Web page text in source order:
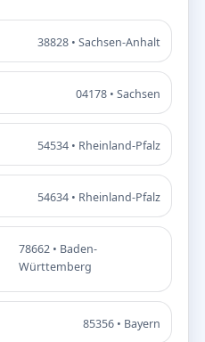
38828 • Sachsen-Anhalt
04178 • Sachsen
54534 • Rheinland-Pfalz
54634 • Rheinland-Pfalz
78662 • Baden-
Württemberg
85356 • Bayern